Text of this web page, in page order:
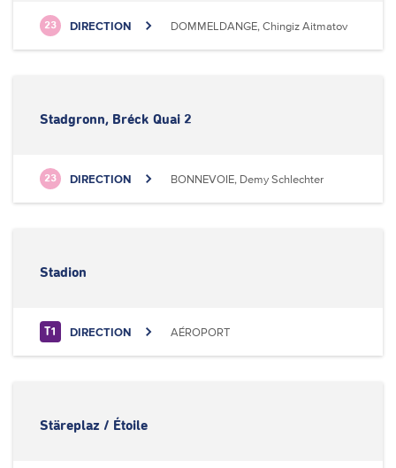
23 DIRECTION DOMMELDANGE, Chingiz Aitmatov
Stadgronn, Bréck Quai 2
23 DIRECTION BONNEVOIE, Demy Schlechter
Stadion
T1 DIRECTION AÉROPORT
Stäreplaz / Étoile